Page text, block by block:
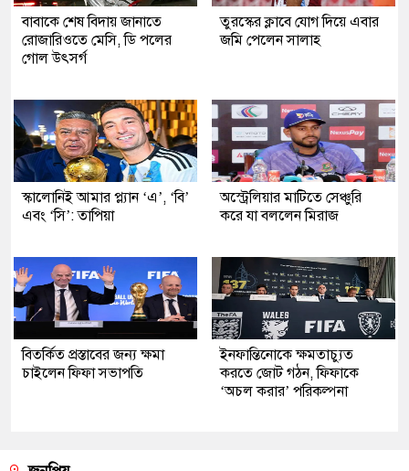
বাবাকে শেষ বিদায় জানাতে
রোজারিওতে মেসি, ডি পলের
গোল উৎসর্গ
তুরস্কের ক্লাবে যোগ দিয়ে এবার
জমি পেলেন সালাহ
স্কালোনিই আমার প্ল্যান ‘এ’, ‘বি’
এবং ‘সি’: তাপিয়া
অস্ট্রেলিয়ার মাটিতে সেঞ্চুরি
করে যা বললেন মিরাজ
বিতর্কিত প্রস্তাবের জন্য ক্ষমা
চাইলেন ফিফা সভাপতি
ইনফান্তিনোকে ক্ষমতাচ্যুত
করতে জোট গঠন, ফিফাকে
‘অচল করার’ পরিকল্পনা